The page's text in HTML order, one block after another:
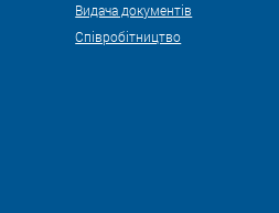
Видача документів
Співробітництво